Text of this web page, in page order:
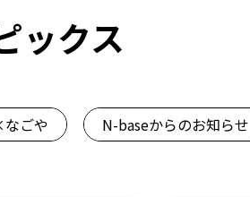
ックス
ごや N-baseからのお知らせ